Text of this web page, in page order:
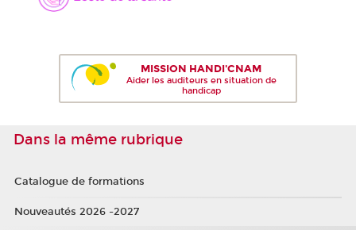
MISSION HANDI'CNAM
Aider les auditeurs en situation de
handicap
Dans la même rubrique
Catalogue de formations
Nouveautés 2026 -2027